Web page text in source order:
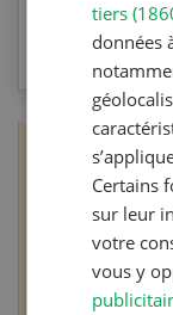
tiers
données
Certains
sur leur
votre
vous y